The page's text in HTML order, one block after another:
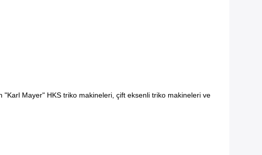
"Karl Mayer" HKS triko makineleri, çift eksenli triko makineleri ve